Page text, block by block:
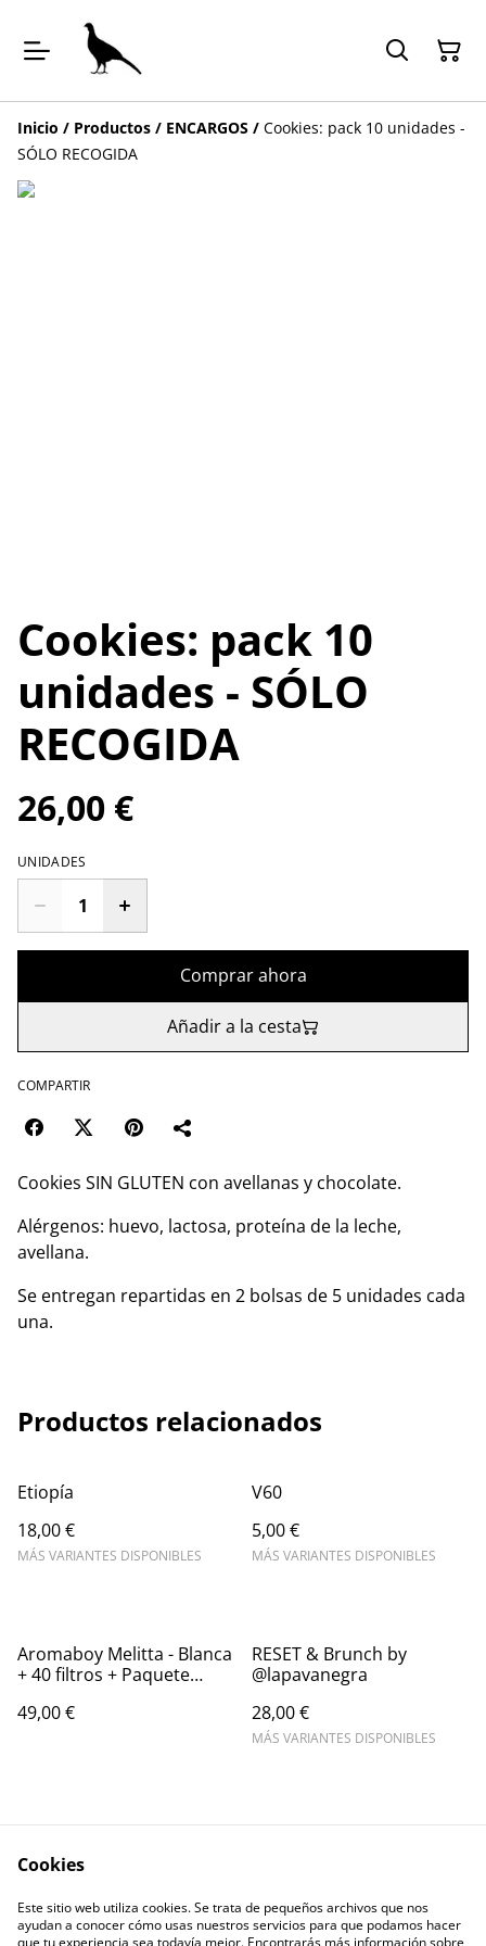
Inicio / Productos / ENCARGOS / Cookies: pack 10 unidades -
SÓLO RECOGIDA
Cookies: pack 10
unidades - SÓLO
RECOGIDA
26,00 €
UNIDADES
Comprar ahora
Añadir a la cesta
COMPARTIR
Cookies SIN GLUTEN con avellanas y chocolate.
Alérgenos: huevo, lactosa, proteína de la leche,
avellana.
Se entregan repartidas en 2 bolsas de 5 unidades cada
una.
Productos relacionados
Etiopía
18,00 €
MÁS VARIANTES DISPONIBLES
V60
5,00 €
MÁS VARIANTES DISPONIBLES
Aromaboy Melitta - Blanca
+ 40 filtros + Paquete
49,00 €
RESET & Brunch by
@lapavanegra
28,00 €
MÁS VARIANTES DISPONIBLES
Términos legales
Política de Privacidad
Política de cookies
Contacto
Cookies
Este sitio web utiliza cookies. Se trata de pequeños archivos que nos
ayudan a conocer cómo usas nuestros servicios para que podamos hacer
que tu experiencia sea todavía mejor. Encontrarás más información sobre